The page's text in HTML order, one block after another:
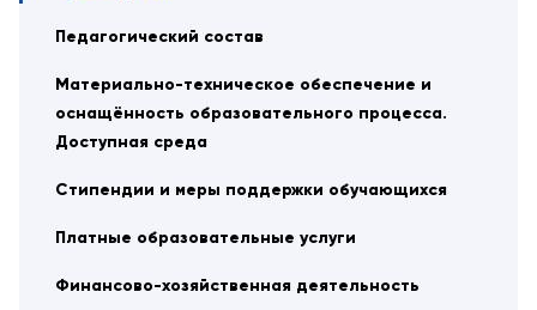
Педагогический состав
Материально-техническое обеспечение и
оснащённость образовательного процесса.
Доступная среда
Стипендии и меры поддержки обучающихся
Платные образовательные услуги
Финансово-хозяйственная деятельность